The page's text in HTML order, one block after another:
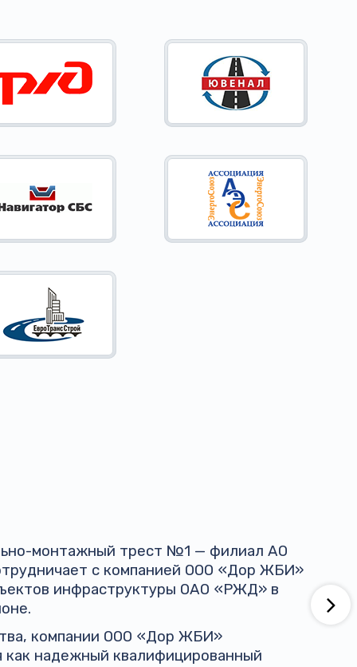
монтажный трест №1 — филиал АО
с компанией ООО «Дор ЖБИ»
инфраструктуры ОАО «РЖД» в
компании ООО «Дор ЖБИ»
как надежный квалифицированный